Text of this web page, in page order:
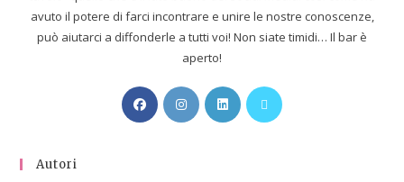
avuto il potere di farci incontrare e unire le nostre conoscenze,
può aiutarci a diffonderle a tutti voi! Non siate timidi… Il bar è
aperto!
Autori